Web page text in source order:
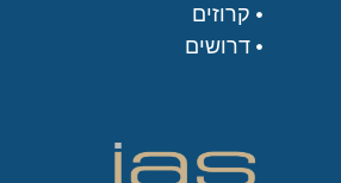
קרוזים
דרושים